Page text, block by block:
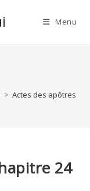
Menu
> Actes des apôtres –
24